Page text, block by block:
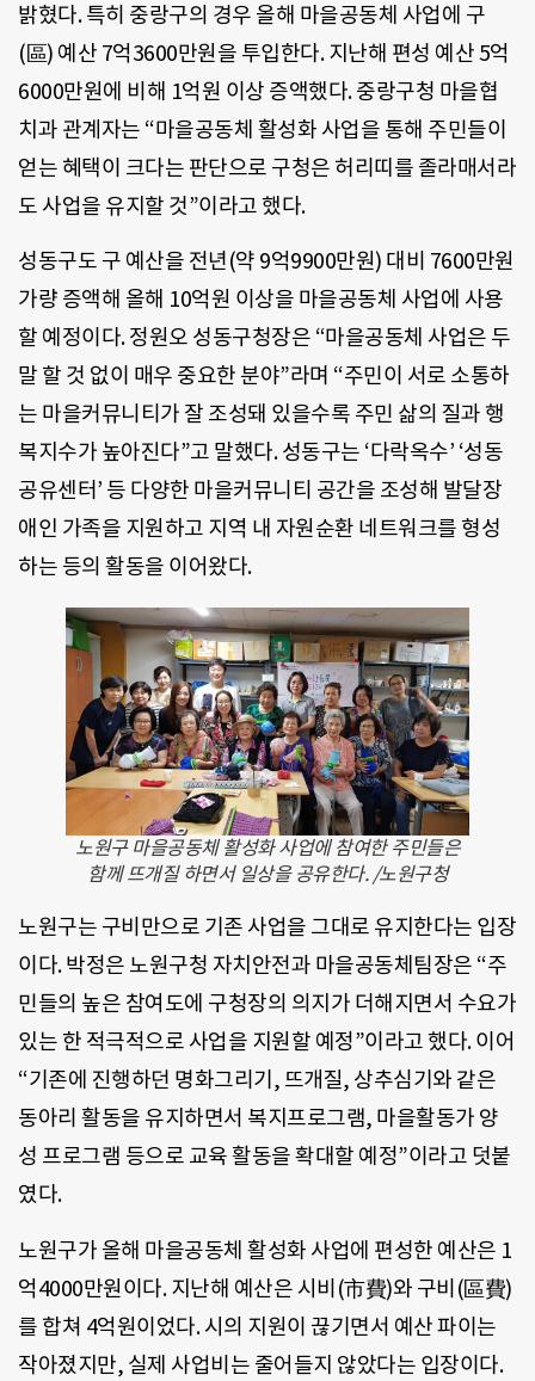
밝혔다. 특히 중랑구의 경우 올해 마을공동체 사업에 구
(區) 예산 7억3600만원을 투입한다. 지난해 편성 예산 5억
6000만원에 비해 1억원 이상 증액했다. 중랑구청 마을협
치과 관계자는 “마을공동체 활성화 사업을 통해 주민들이
얻는 혜택이 크다는 판단으로 구청은 허리띠를 졸라매서라
도 사업을 유지할 것”이라고 했다.
성동구도 구 예산을 전년(약 9억9900만원) 대비 7600만원
가량 증액해 올해 10억원 이상을 마을공동체 사업에 사용
할 예정이다. 정원오 성동구청장은 “마을공동체 사업은 두
말 할 것 없이 매우 중요한 분야”라며 “주민이 서로 소통하
는 마을커뮤니티가 잘 조성돼 있을수록 주민 삶의 질과 행
복지수가 높아진다”고 말했다. 성동구는 ‘다락옥수’ ‘성동
공유센터’ 등 다양한 마을커뮤니티 공간을 조성해 발달장
애인 가족을 지원하고 지역 내 자원순환 네트워크를 형성
하는 등의 활동을 이어왔다.
노원구 마을공동체 활성화 사업에 참여한 주민들은
함께 뜨개질 하면서 일상을 공유한다. /노원구청
노원구는 구비만으로 기존 사업을 그대로 유지한다는 입장
이다. 박정은 노원구청 자치안전과 마을공동체팀장은 “주
민들의 높은 참여도에 구청장의 의지가 더해지면서 수요가
있는 한 적극적으로 사업을 지원할 예정”이라고 했다. 이어
“기존에 진행하던 명화그리기, 뜨개질, 상추심기와 같은
동아리 활동을 유지하면서 복지프로그램, 마을활동가 양
성 프로그램 등으로 교육 활동을 확대할 예정”이라고 덧붙
였다.
노원구가 올해 마을공동체 활성화 사업에 편성한 예산은 1
억4000만원이다. 지난해 예산은 시비(市費)와 구비(區費)
를 합쳐 4억원이었다. 시의 지원이 끊기면서 예산 파이는
작아졌지만, 실제 사업비는 줄어들지 않았다는 입장이다.